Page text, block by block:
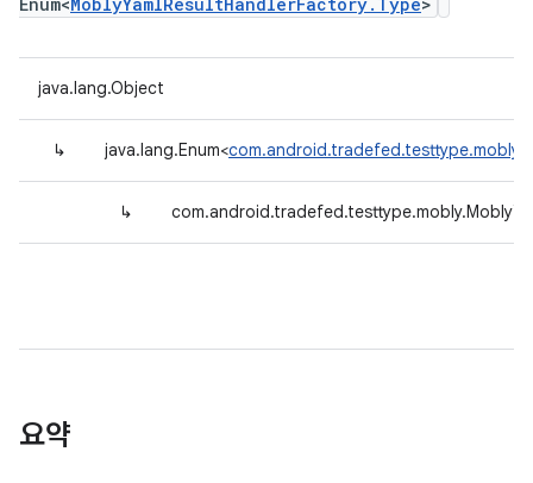
java.lang.Object
↳ java.lang.Enum<
↳
요약